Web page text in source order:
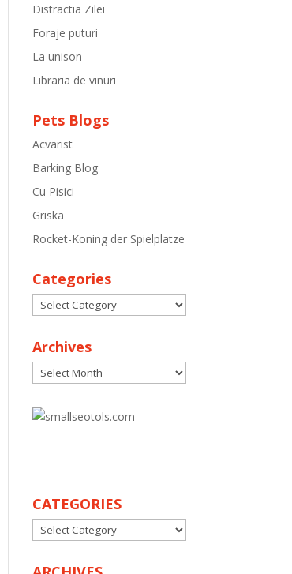
Distractia Zilei
Foraje puturi
La unison
Libraria de vinuri
Pets Blogs
Acvarist
Barking Blog
Cu Pisici
Griska
Rocket-Koning der Spielplatze
Categories
Categories
Archives
Archives
CATEGORIES
CATEGORIES